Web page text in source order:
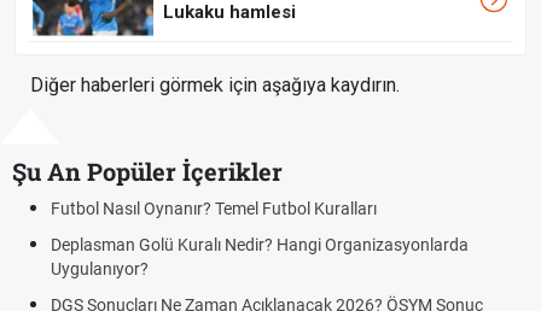
Lukaku hamlesi
Diğer haberleri görmek için aşağıya kaydırın.
Şu An Popüler İçerikler
Nasıl Oynanır? Temel Futbol Kuralları
Golü Kuralı Nedir? Hangi Organizasyonlarda
Sonuçları Ne Zaman Açıklanacak 2026? ÖSYM Sonuç